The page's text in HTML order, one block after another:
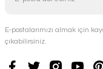
E-postalarımızı almak için
çıkabilirsiniz.